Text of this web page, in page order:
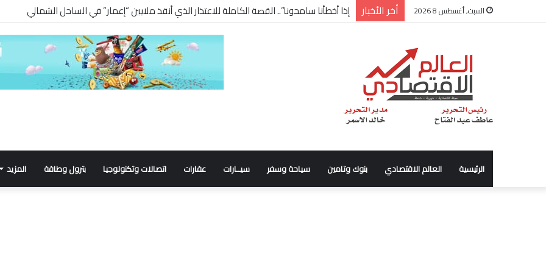
السبت, أغسطس 8 2026 أخر الأخبار إذا أخطأنا سامحونا”.. القصة الكاملة للاعتذار الذي أنقذ ملايين “إعمار” في الساحل الشمالي
الرئيسية العالم الاقتصادي بنوك وتامين سياحة وسفر سيــارات عقارات اتصالات وتكنولوجيا بترول وطاقة المزيد